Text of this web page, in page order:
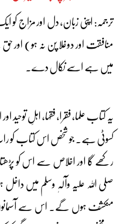
ترجمہ: اپنی زبان، دل اور مزاج کو
منافقت اور دوغلا پن نہ ہو) اور
میں ہے اسے نکال دے۔
یہ کتاب علما، فقرا، فقہا، اہلِ
کسوٹی ہے۔ جو شخص اس کتاب کو
رکھے گا اور اخلاص سے اس کو
صلی اللہ علیہ وآلہٖ وسلم میں داخل
منکشف ہوں گے۔ اس سے آسمانوں